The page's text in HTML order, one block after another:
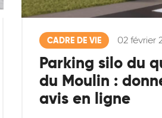
CADRE DE VIE 02 février
Parking silo du
du Moulin :
avis en ligne